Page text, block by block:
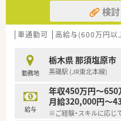
検
車通勤可 高給与(600万円以
勤務地
栃木県 那須塩原市
黒磯駅 (JR東北本線)
給与
年収450万円～650
月給320,000円～
※ご経験・スキルに応じ